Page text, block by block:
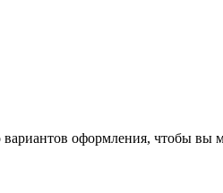
оформления, чтобы вы